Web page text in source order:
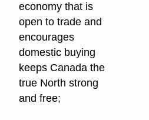
economy that is
open to trade and
encourages
domestic buying
keeps Canada the
true North strong
and free;